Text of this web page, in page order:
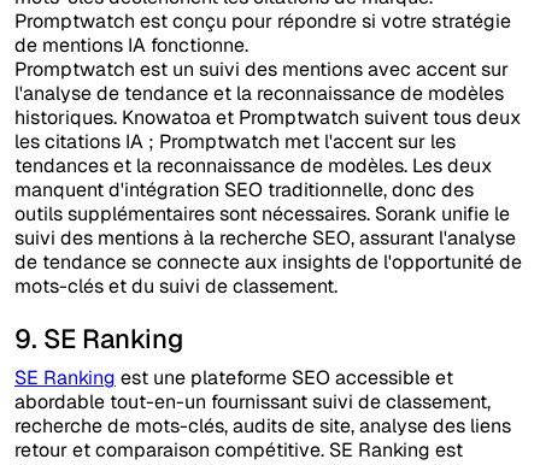
Promptwatch est conçu pour répondre si votre stratégie
de mentions IA fonctionne.
Promptwatch est un suivi des mentions avec accent sur
l'analyse de tendance et la reconnaissance de modèles
historiques. Knowatoa et Promptwatch suivent tous deux
les citations IA ; Promptwatch met l'accent sur les
tendances et la reconnaissance de modèles. Les deux
manquent d'intégration SEO traditionnelle, donc des
outils supplémentaires sont nécessaires. Sorank unifie le
suivi des mentions à la recherche SEO, assurant l'analyse
de tendance se connecte aux insights de l'opportunité de
mots-clés et du suivi de classement.
9. SE Ranking
SE Ranking est une plateforme SEO accessible et
abordable tout-en-un fournissant suivi de classement,
recherche de mots-clés, audits de site, analyse des liens
retour et comparaison compétitive. SE Ranking est